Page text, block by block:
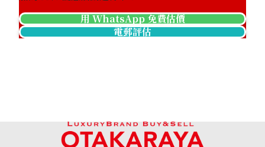
Jade brooch 78.46 ct
參考回收價
用 WhatsApp 免費估價
電郵評估